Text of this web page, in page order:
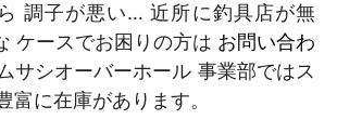
調子が悪い… 近所に釣具店が無
ケースでお困りの方は お問い合わ
サシオーバーホール 事業部ではス
富に在庫があります。